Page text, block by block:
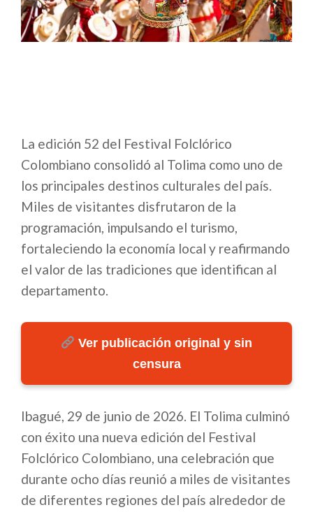
La edición 52 del Festival Folclórico
Colombiano consolidó al Tolima como uno de
los principales destinos culturales del país.
Miles de visitantes disfrutaron de la
programación, impulsando el turismo,
fortaleciendo la economía local y reafirmando
el valor de las tradiciones que identifican al
departamento.
Ver publicación original y sin
censura
Ibagué, 29 de junio de 2026. El Tolima culminó
con éxito una nueva edición del Festival
Folclórico Colombiano, una celebración que
durante ocho días reunió a miles de visitantes
de diferentes regiones del país alrededor de